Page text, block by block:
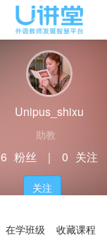
Unipus_shixu
助教
6 粉丝 ｜ 0 关注
关注
在学班级 收藏课程